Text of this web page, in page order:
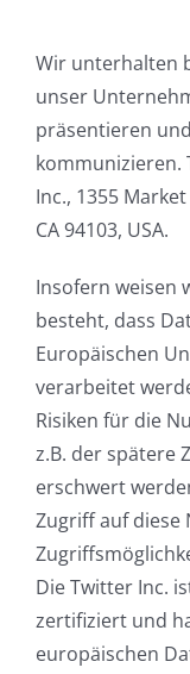
Wir unterhalten
unser
präsentieren
kommunizieren.
Inc., 1355
CA 94103, USA.
Insofern weisen
besteht, dass
Europäischen
verarbeitet
Risiken für die
z.B. der spätere
erschwert
Zugriff auf diese
Die Twitter Inc.
zertifiziert und
europäischen